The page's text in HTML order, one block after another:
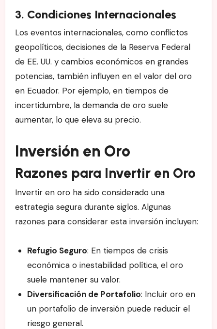
3. Condiciones Internacionales
Los eventos internacionales, como conflictos
geopolíticos, decisiones de la Reserva Federal
de EE. UU. y cambios económicos en grandes
potencias, también influyen en el valor del oro
en Ecuador. Por ejemplo, en tiempos de
incertidumbre, la demanda de oro suele
aumentar, lo que eleva su precio.
Inversión en Oro
Razones para Invertir en Oro
Invertir en oro ha sido considerado una
estrategia segura durante siglos. Algunas
razones para considerar esta inversión incluyen:
Refugio Seguro: En tiempos de crisis
económica o inestabilidad política, el oro
suele mantener su valor.
Diversificación de Portafolio: Incluir oro en
un portafolio de inversión puede reducir el
riesgo general.